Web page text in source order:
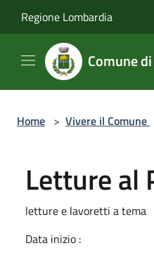
Regione Lombardia
Comune
Home > Vivere il Comune
Letture al
letture e lavoretti a tema
Data inizio :